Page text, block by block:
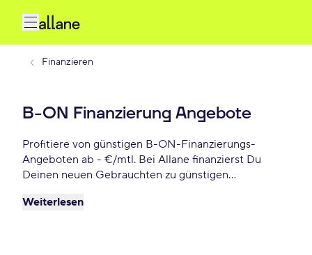
Finanzieren
B-ON Finanzierung Angebote
Profitiere von günstigen B-ON-Finanzierungs-
Angeboten ab - €/mtl. Bei Allane finanzierst Du
Deinen neuen Gebrauchten zu günstigen
Gebrauchtwagengarantie und vielen weiteren
Weiterlesen